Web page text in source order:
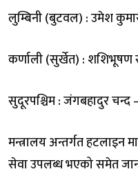
लुम्बिनी (बुटवल) : उमेश
कर्णाली (सुर्खेत) : शशिभूषण
सुदूरपश्चिम : जंगबहादुर चन्द
मन्त्रालय अन्तर्गत हटलाइन
सेवा उपलब्ध भएको समेत